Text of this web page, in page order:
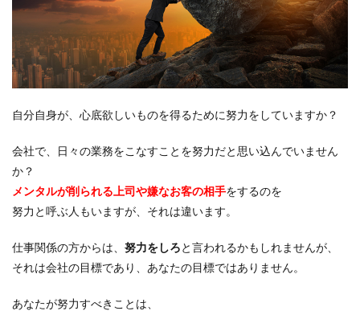
自分自身が、心底欲しいものを得るために努力をしていますか？
会社で、日々の業務をこなすことを努力だと思い込んでいません
か？
メンタルが削られる上司や嫌なお客の相手をするのを
努力と呼ぶ人もいますが、それは違います。
仕事関係の方からは、 努力をしろと言われるかもしれませんが、
それは会社の目標であり、あなたの目標ではありません。
あなたが努力すべきことは、